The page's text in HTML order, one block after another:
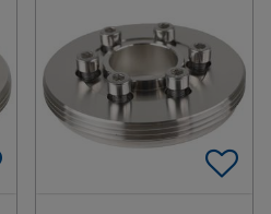
Add To Favorites